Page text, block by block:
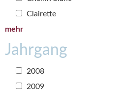
Clairette
mehr
Jahrgang
2008
2009